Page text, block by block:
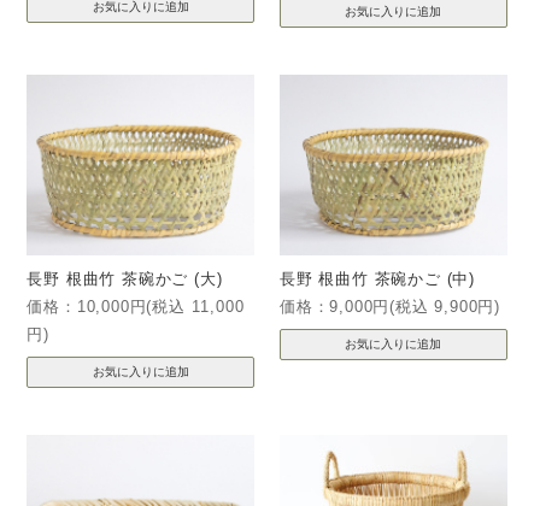
長野 根曲竹 茶碗かご (大)
価格：10,000円(税込 11,000
円)
長野 根曲竹 茶碗かご (中)
価格：9,000円(税込 9,900円)